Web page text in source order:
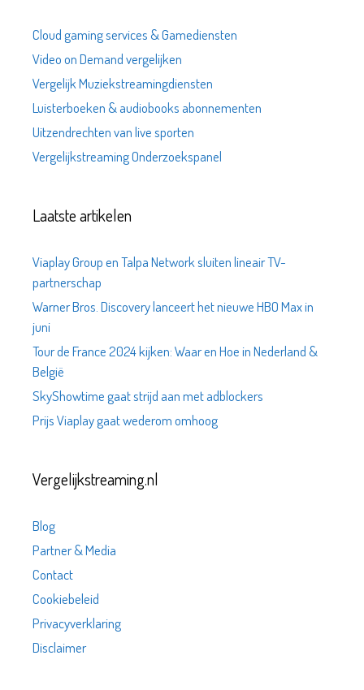
Cloud gaming services & Gamediensten
Video on Demand vergelijken
Vergelijk Muziekstreamingdiensten
Luisterboeken & audiobooks abonnementen
Uitzendrechten van live sporten
Vergelijkstreaming Onderzoekspanel
Laatste artikelen
Viaplay Group en Talpa Network sluiten lineair TV-
partnerschap
Warner Bros. Discovery lanceert het nieuwe HBO Max in
juni
Tour de France 2024 kijken: Waar en Hoe in Nederland &
België
SkyShowtime gaat strijd aan met adblockers
Prijs Viaplay gaat wederom omhoog
Vergelijkstreaming.nl
Blog
Partner & Media
Contact
Cookiebeleid
Privacyverklaring
Disclaimer